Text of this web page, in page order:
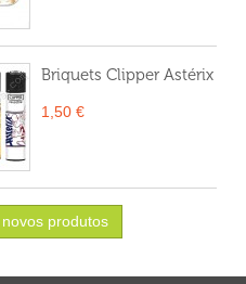
Briquets Clipper Astérix
1,50 €
produtos